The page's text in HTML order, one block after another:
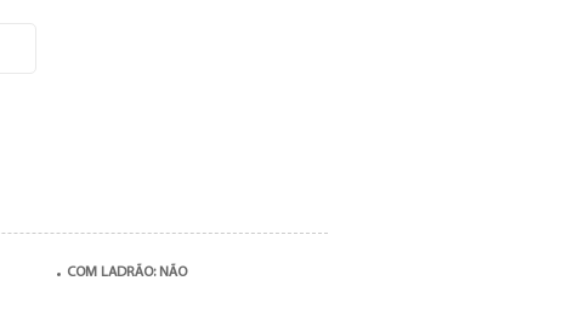
COM LADRÃO: NÃO